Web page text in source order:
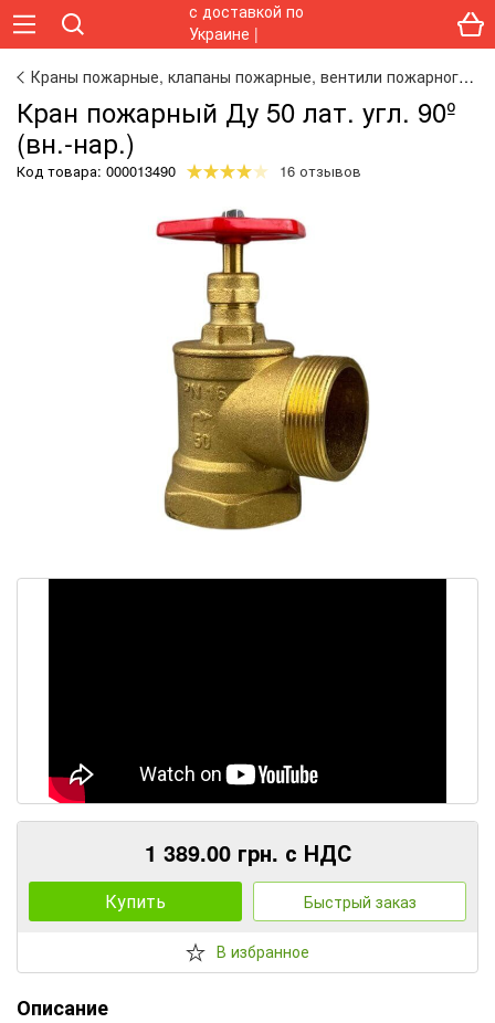
Краны пожарные, клапаны пожарные, вентили пожарного крана
Кран пожарный Ду 50 лат. угл. 90º
(вн.-нар.)
Код товара: 000013490 16 отзывов
1 389.00 грн. с НДС
Купить Быстрый заказ
В избранное
Описание